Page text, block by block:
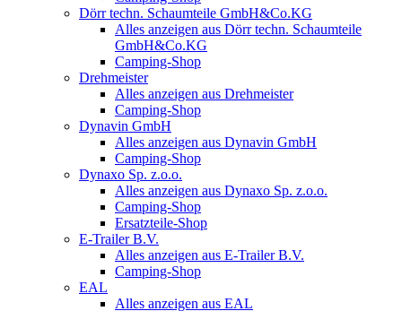
Dörr techn. Schaumteile GmbH&Co.KG
Alles anzeigen aus Dörr techn. Schaumteile
GmbH&Co.KG
Camping-Shop
Drehmeister
Alles anzeigen aus Drehmeister
Camping-Shop
Dynavin GmbH
Alles anzeigen aus Dynavin GmbH
Camping-Shop
Dynaxo Sp. z.o.o.
Alles anzeigen aus Dynaxo Sp. z.o.o.
Camping-Shop
Ersatzteile-Shop
E-Trailer B.V.
Alles anzeigen aus E-Trailer B.V.
Camping-Shop
EAL
Alles anzeigen aus EAL